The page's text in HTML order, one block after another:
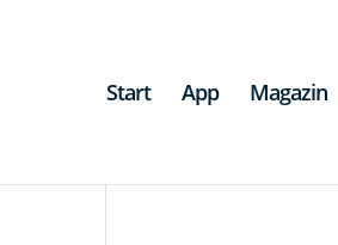
Start App Magazin